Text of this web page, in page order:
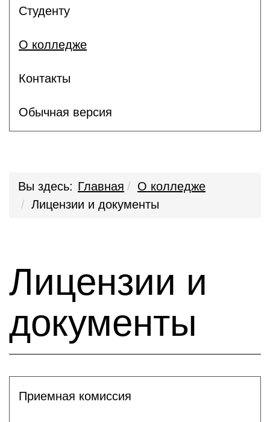
Студенту
О колледже
Контакты
Обычная версия
Вы здесь: Главная
О колледже
Лицензии и документы
Лицензии и
документы
Приемная комиссия